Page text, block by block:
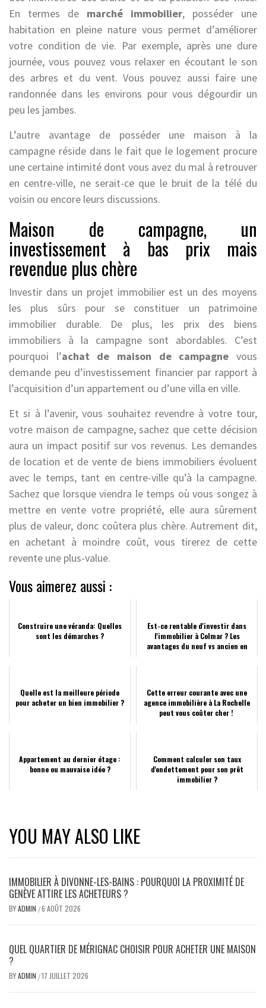
En termes de marché immobilier, posséder une
habitation en pleine nature vous permet d’améliorer
votre condition de vie. Par exemple, après une dure
journée, vous pouvez vous relaxer en écoutant le son
des arbres et du vent. Vous pouvez aussi faire une
randonnée dans les environs pour vous dégourdir un
peu les jambes.
L’autre avantage de posséder une maison à la
campagne réside dans le fait que le logement procure
une certaine intimité dont vous avez du mal à retrouver
en centre-ville, ne serait-ce que le bruit de la télé du
voisin ou encore leurs discussions.
Maison de campagne, un
investissement à bas prix mais
revendue plus chère
Investir dans un projet immobilier est un des moyens
les plus sûrs pour se constituer un patrimoine
immobilier durable. De plus, les prix des biens
immobiliers à la campagne sont abordables. C’est
pourquoi l’achat de maison de campagne vous
demande peu d’investissement financier par rapport à
l’acquisition d’un appartement ou d’une villa en ville.
Et si à l’avenir, vous souhaitez revendre à votre tour,
votre maison de campagne, sachez que cette décision
aura un impact positif sur vos revenus. Les demandes
de location et de vente de biens immobiliers évoluent
avec le temps, tant en centre-ville qu’à la campagne.
Sachez que lorsque viendra le temps où vous songez à
mettre en vente votre propriété, elle aura sûrement
plus de valeur, donc coûtera plus chère. Autrement dit,
en achetant à moindre coût, vous tirerez de cette
revente une plus-value.
Vous aimerez aussi :
Construire une véranda: Quelles
sont les démarches ?
Est-ce rentable d'investir dans
l'immobilier à Colmar ? Les
avantages du neuf vs ancien en
Quelle est la meilleure période
pour acheter un bien immobilier ?
Cette erreur courante avec une
agence immobilière à La Rochelle
peut vous coûter cher !
Appartement au dernier étage :
bonne ou mauvaise idée ?
Comment calculer son taux
d'endettement pour son prêt
immobilier ?
YOU MAY ALSO LIKE
IMMOBILIER À DIVONNE-LES-BAINS : POURQUOI LA PROXIMITÉ DE
GENÈVE ATTIRE LES ACHETEURS ?
BYADMIN /6 AOÛT 2026
QUEL QUARTIER DE MÉRIGNAC CHOISIR POUR ACHETER UNE MAISON
?
BYADMIN /17 JUILLET 2026